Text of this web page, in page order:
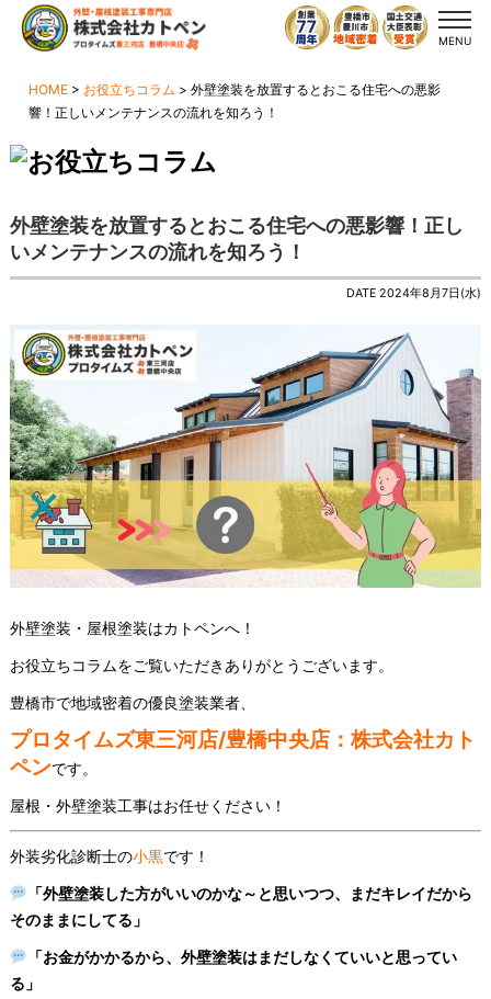
MENU
HOME > お役立ちコラム >外壁塗装を放置するとおこる住宅への悪影
響！正しいメンテナンスの流れを知ろう！
外壁塗装を放置するとおこる住宅への悪影響！正し
いメンテナンスの流れを知ろう！
DATE 2024年8月7日(水)
外壁塗装・屋根塗装はカトペンへ！
お役立ちコラムをご覧いただきありがとうございます。
豊橋市で地域密着の優良塗装業者、
プロタイムズ東三河店/豊橋中央店：株式会社カト
ペンです。
屋根・外壁塗装工事はお任せください！
外装劣化診断士の小黒です！
「外壁塗装した方がいいのかな～と思いつつ、まだキレイだから
そのままにしてる」
「お金がかかるから、外壁塗装はまだしなくていいと思ってい
る」